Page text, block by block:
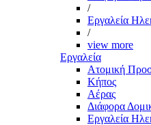
/
Εργαλεία
/
view more
Εργαλεία
Aτομική
Kήπος
Αέρας
Διάφορα
Εργαλεία